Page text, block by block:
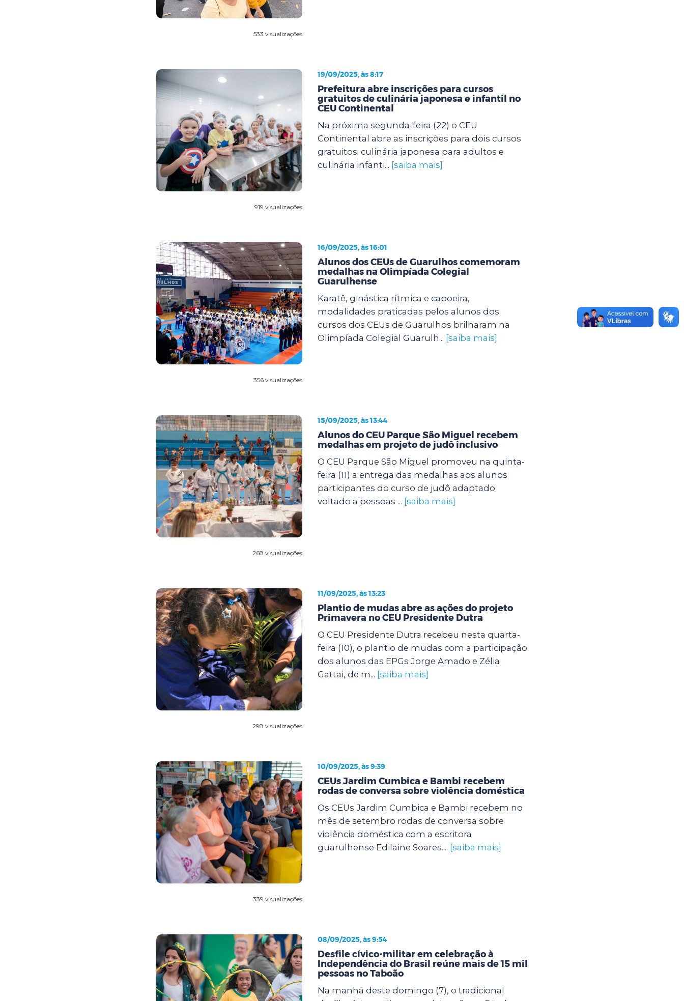
533 visualizações
919 visualizações
19/09/2025, às 8:17
Prefeitura abre inscrições para cursos
gratuitos de culinária japonesa e infantil no
CEU Continental
Na próxima segunda-feira (22) o CEU
Continental abre as inscrições para dois cursos
gratuitos: culinária japonesa para adultos e
culinária infanti... [saiba mais]
356 visualizações
16/09/2025, às 16:01
Alunos dos CEUs de Guarulhos comemoram
medalhas na Olimpíada Colegial
Guarulhense
Karatê, ginástica rítmica e capoeira,
modalidades praticadas pelos alunos dos
cursos dos CEUs de Guarulhos brilharam na
Olimpíada Colegial Guarulh... [saiba mais]
268 visualizações
15/09/2025, às 13:44
Alunos do CEU Parque São Miguel recebem
medalhas em projeto de judô inclusivo
O CEU Parque São Miguel promoveu na quinta-
feira (11) a entrega das medalhas aos alunos
participantes do curso de judô adaptado
voltado a pessoas ... [saiba mais]
298 visualizações
11/09/2025, às 13:23
Plantio de mudas abre as ações do projeto
Primavera no CEU Presidente Dutra
O CEU Presidente Dutra recebeu nesta quarta-
feira (10), o plantio de mudas com a participação
dos alunos das EPGs Jorge Amado e Zélia
Gattai, de m... [saiba mais]
339 visualizações
10/09/2025, às 9:39
CEUs Jardim Cumbica e Bambi recebem
rodas de conversa sobre violência doméstica
Os CEUs Jardim Cumbica e Bambi recebem no
mês de setembro rodas de conversa sobre
violência doméstica com a escritora
guarulhense Edilaine Soares.... [saiba mais]
08/09/2025, às 9:54
Desfile cívico-militar em celebração à
Independência do Brasil reúne mais de 15 mil
pessoas no Taboão
Na manhã deste domingo (7), o tradicional